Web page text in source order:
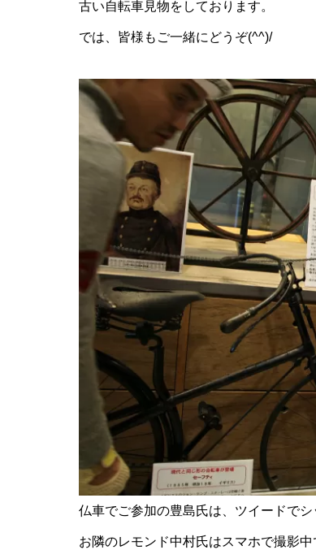
古い自転車見物をしております。
では、皆様もご一緒にどうぞ(^^)/
仏車でご参加の豊島氏は、ツイードでシ
お隣のレモンド中村氏はスマホで撮影中